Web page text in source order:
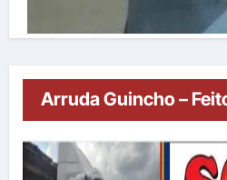
Arruda Guincho –